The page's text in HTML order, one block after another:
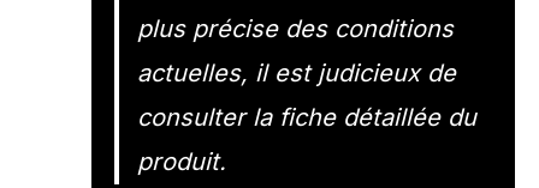
plus précise des conditions
actuelles, il est judicieux de
consulter la fiche détaillée du
produit.